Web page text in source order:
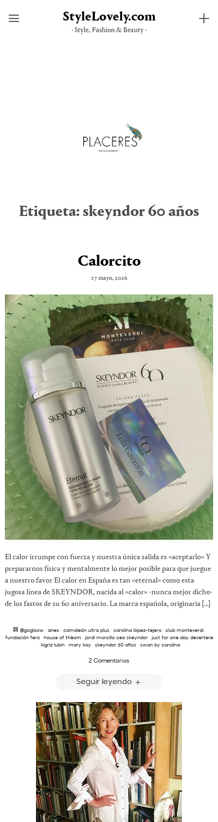
StyleLovely.com
· Style, Fashion & Beauty ·
Etiqueta: skeyndor 60 años
Calorcito
27 mayo, 2026
El calor irrumpe con fuerza y nuestra única salida es «aceptarlo» Y
prepararnos física y mentalmente lo mejor posible para que juegue
a nuestro favor El calor en España es tan «eternal» como esta
jugosa línea de SKEYNDOR, nacida al «calor» -nunca mejor dicho-
de los fastos de su 60 aniversario. La marca española, originaria […]
@gogloow· anec· camaleón ultra plus· carolina lópez-tejero· club monteverdi·
fundación fero· house of thèom · jordi morcillo ceo skeyndor· just for one day devertere
· kigriz lubin· mary kay· skeyndor 60 años· swan by carolina
2 Comentarios
Seguir leyendo